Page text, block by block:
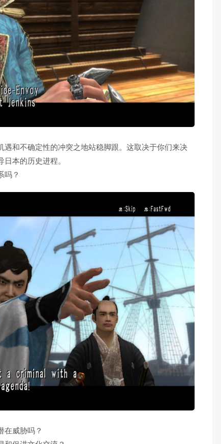
和不确定性的冲突之地站稳脚跟。这取决于你们来决
本的历史进程。
吗？
在威胁吗？